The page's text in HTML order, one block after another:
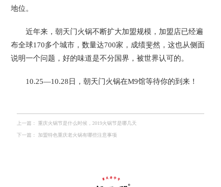
地位。
近年来，朝天门火锅不断扩大加盟规模，加盟店已经遍
布全球170多个城市，数量达700家，成绩斐然，这也从侧面
说明一个问题，好的味道是不分国界，被世界认可的。
10.25—10.28日，朝天门火锅在M9馆等待你的到来！
上一篇： 重庆火锅节是什么时候，2019火锅节是哪几天
下一篇： 加盟特色重庆老火锅有哪些注意事项